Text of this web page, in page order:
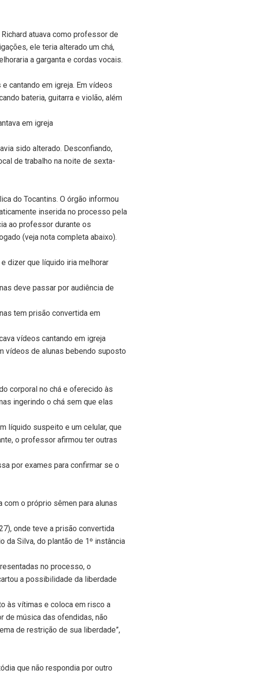
atuava como professor de
ele teria alterado um chá,
a garganta e cordas vocais.
cantando em igreja. Em vídeos
bateria, guitarra e violão, além
em igreja
sido alterado. Desconfiando,
de trabalho na noite de sexta-
do Tocantins. O órgão informou
inserida no processo pela
ao professor durante os
(veja nota completa abaixo).
dizer que líquido iria melhorar
deve passar por audiência de
tem prisão convertida em
vídeos cantando em igreja
vídeos de alunas bebendo suposto
corporal no chá e oferecido às
ingerindo o chá sem que elas
líquido suspeito e um celular, que
o professor afirmou ter outras
por exames para confirmar se o
o próprio sêmen para alunas
onde teve a prisão convertida
da Silva, do plantão de 1º instância
no processo, o
a possibilidade da liberdade
às vítimas e coloca em risco a
de música das ofendidas, não
de restrição de sua liberdade”,
que não respondia por outro